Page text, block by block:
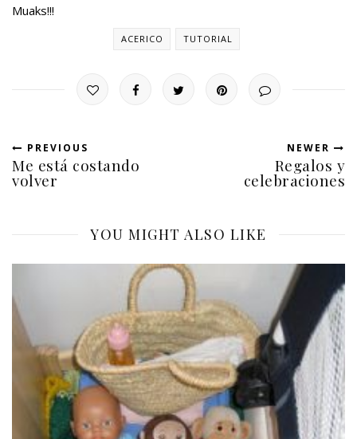
Muaks!!!
ACERICO TUTORIAL
PREVIOUS
Me está costando
volver
NEWER
Regalos y
celebraciones
YOU MIGHT ALSO LIKE